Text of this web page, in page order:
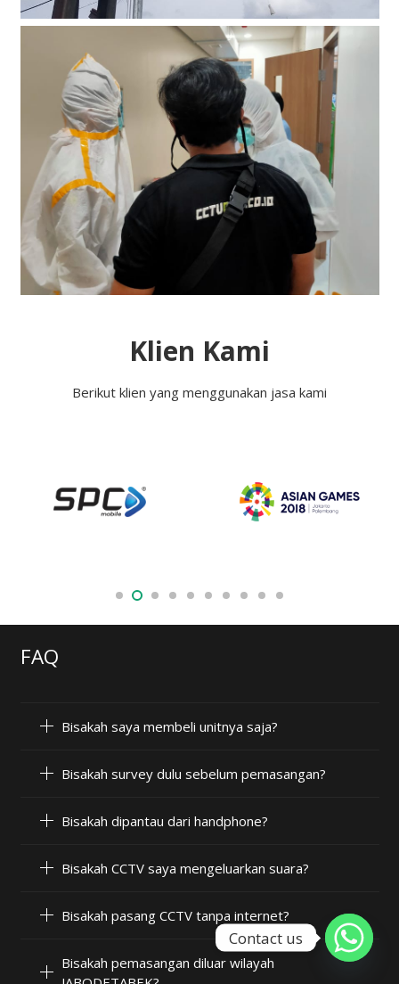
Klien Kami
Berikut klien yang menggunakan jasa kami
FAQ
Bisakah saya membeli unitnya saja?
Bisakah survey dulu sebelum pemasangan?
Bisakah dipantau dari handphone?
Bisakah CCTV saya mengeluarkan suara?
Bisakah pasang CCTV tanpa internet?
Bisakah pemasangan diluar wilayah
Contact us